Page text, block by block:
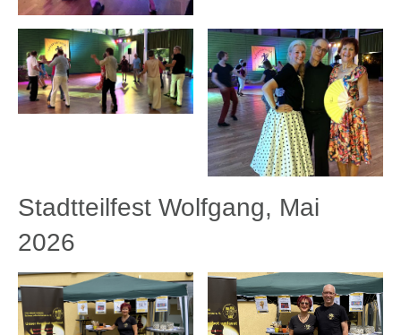
Stadtteilfest Wolfgang, Mai
2026